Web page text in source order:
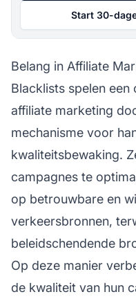
Start 30-
Belang in Affiliate
Blacklists spelen
affiliate marketing
mechanisme voor
kwaliteitsbewaking.
campagnes te
op betrouwbare en
verkeersbronnen,
beleidschendende
Op deze manier
de kwaliteit van hun